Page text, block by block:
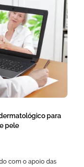
para
pele
com o apoio das